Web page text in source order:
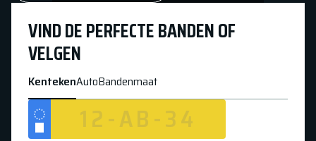
VIND DE PERFECTE BANDEN OF
VELGEN
KentekenAutoBandenmaat